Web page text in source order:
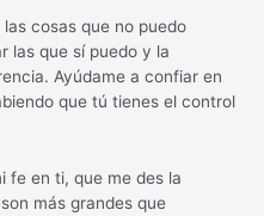
cosas que no puedo
las que sí puedo y la
Ayúdame a confiar en
que tú tienes el control
fe en ti, que me des la
más grandes que